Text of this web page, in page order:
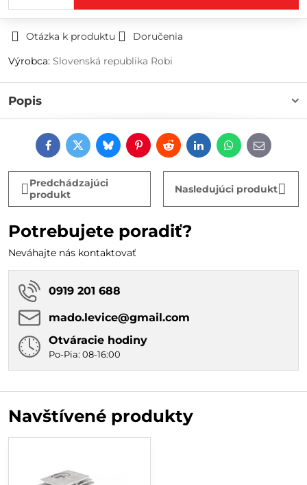
Otázka k produktu
Doručenia
Výrobca: Slovenská republika Robi
Popis
FacebookTwitterBlueskyPinterestRedditLinkedInWhatsApp
E-
mail
Predchádzajúci
produkt
Nasledujúci produkt
Potrebujete poradiť?
Neváhajte nás kontaktovať
0919 201 688
mado​.levice​@gmail​.com
Otváracie hodiny
Po-Pia: 08-16:00
Navštívené produkty